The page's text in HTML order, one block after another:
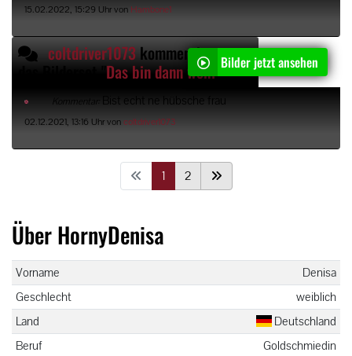
15.02.2022, 15:29 Uhr von Hambone1
coltdriver1073kommentiert
Das bin dann wohl ich "
Bilder jetzt ansehen
Kommentar: Bist echt ne hübsche frau
02.12.2021, 13:16 Uhr voncoltdriver1073
1 2
Über HornyDenisa
Vorname
Denisa
Geschlecht
weiblich
Land
Deutschland
Beruf
Goldschmiedin